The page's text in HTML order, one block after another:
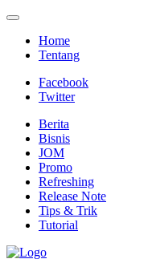
Home
Tentang
Facebook
Twitter
Berita
Bisnis
JOM
Promo
Refreshing
Release Note
Tips & Trik
Tutorial